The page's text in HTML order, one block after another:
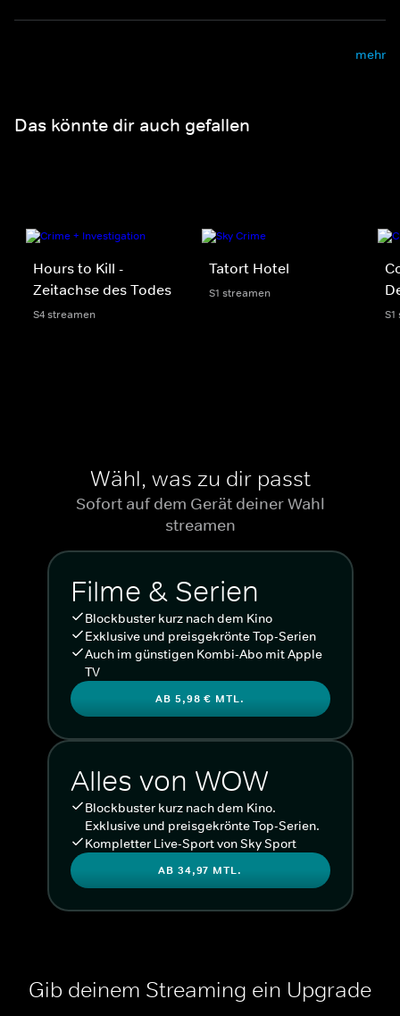
mehr
Das könnte dir auch gefallen
Hours to Kill -
Zeitachse des Todes
S4 streamen
Tatort Hotel
S1 streamen
Wähl, was zu dir passt
Sofort auf dem Gerät deiner Wahl
streamen
Filme & Serien
Blockbuster kurz nach dem Kino
Exklusive und preisgekrönte Top-Serien
Auch im günstigen Kombi-Abo mit Apple
TV
AB 5,98 € MTL.
Alles von WOW
Blockbuster kurz nach dem Kino.
Exklusive und preisgekrönte Top-Serien.
Kompletter Live-Sport von Sky Sport
AB 34,97 MTL.
Gib deinem Streaming ein Upgrade